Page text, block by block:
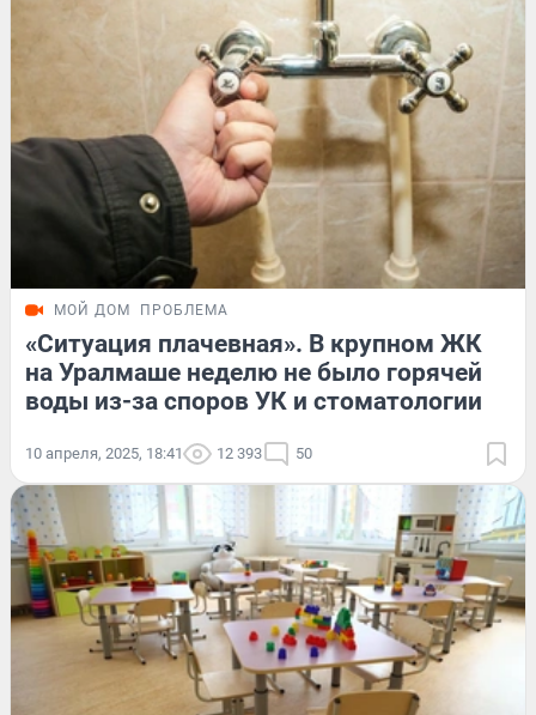
МОЙ ДОМ ПРОБЛЕМА
«Ситуация плачевная». В крупном ЖК
на Уралмаше неделю не было горячей
воды из-за споров УК и стоматологии
10 апреля, 2025, 18:41 12 393 50